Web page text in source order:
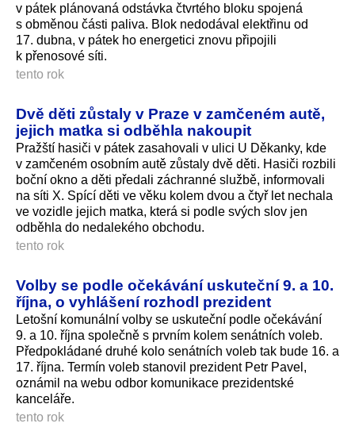
v pátek plánovaná odstávka čtvrtého bloku spojená
s obměnou části paliva. Blok nedodával elektřinu od
17. dubna, v pátek ho energetici znovu připojili
k přenosové síti.
tento rok
Dvě děti zůstaly v Praze v zamčeném autě,
jejich matka si odběhla nakoupit
Pražští hasiči v pátek zasahovali v ulici U Děkanky, kde
v zamčeném osobním autě zůstaly dvě děti. Hasiči rozbili
boční okno a děti předali záchranné službě, informovali
na síti X. Spící děti ve věku kolem dvou a čtyř let nechala
ve vozidle jejich matka, která si podle svých slov jen
odběhla do nedalekého obchodu.
tento rok
Volby se podle očekávání uskuteční 9. a 10.
října, o vyhlášení rozhodl prezident
Letošní komunální volby se uskuteční podle očekávání
9. a 10. října společně s prvním kolem senátních voleb.
Předpokládané druhé kolo senátních voleb tak bude 16. a
17. října. Termín voleb stanovil prezident Petr Pavel,
oznámil na webu odbor komunikace prezidentské
kanceláře.
tento rok